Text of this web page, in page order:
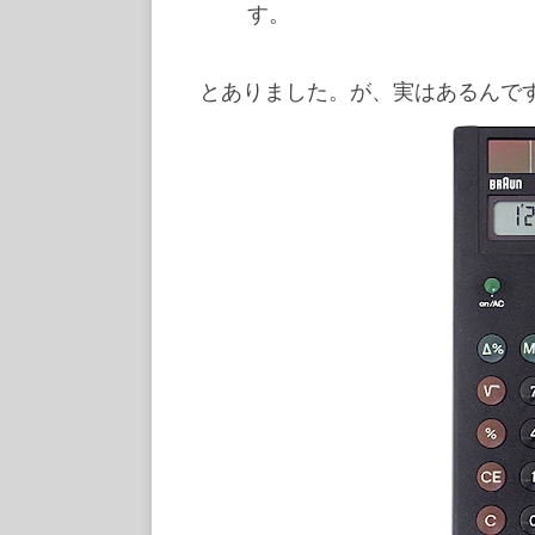
す。
とありました。が、実はあるんで